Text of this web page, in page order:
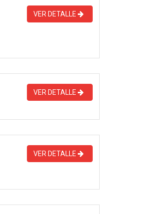
VER DETALLE
VER DETALLE
VER DETALLE